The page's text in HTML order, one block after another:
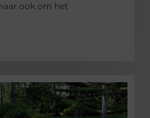
ook om het